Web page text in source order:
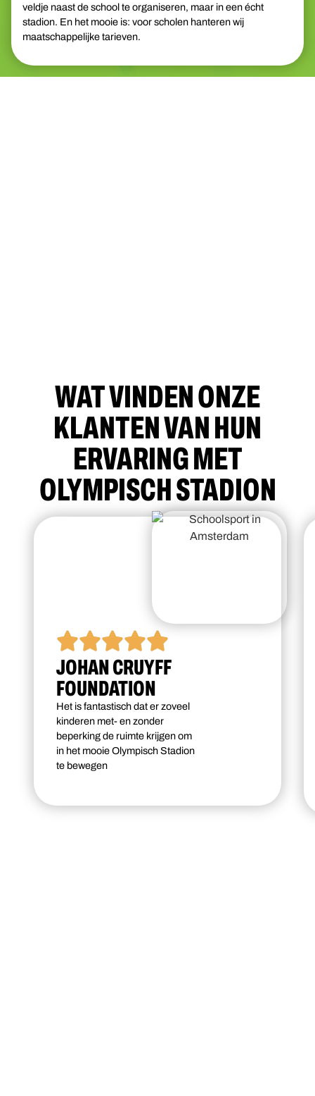
veldje naast de school te organiseren, maar in een écht
stadion. En het mooie is: voor scholen hanteren wij
maatschappelijke tarieven.
WAT VINDEN ONZE
KLANTEN VAN HUN
ERVARING MET
OLYMPISCH STADION
JOHAN CRUYFF
FOUNDATION
Het is fantastisch dat er zoveel
kinderen met- en zonder
beperking de ruimte krijgen om
in het mooie Olympisch Stadion
te bewegen